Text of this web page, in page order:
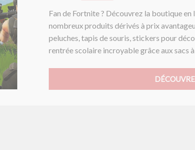
Fan de Fortnite ? Découvrez la boutique
nombreux produits dérivés à prix
peluches, tapis de souris, stickers pour
rentrée scolaire incroyable grâce aux sacs